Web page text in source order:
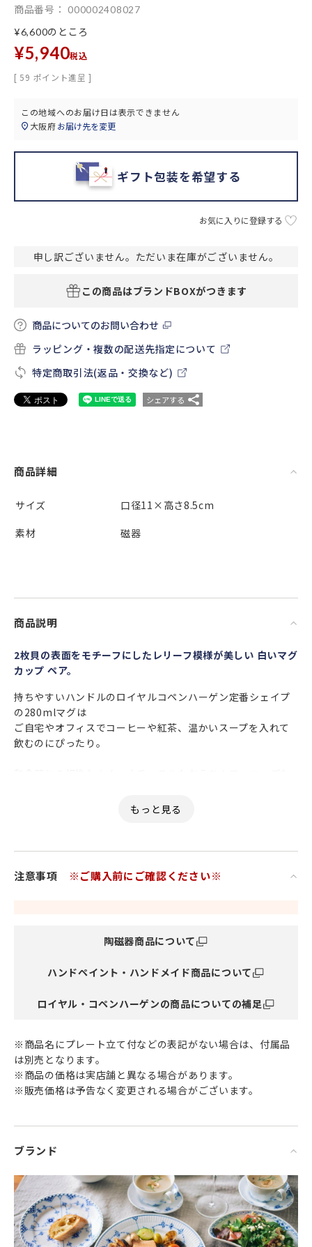
商品番号
000002408027
¥6,600のところ
¥5,940税込
[ 59 ポイント進呈 ]
この地域へのお届け日は表示できません
大阪府お届け先を変更
ギフト包装を希望する
お気に入りに登録する
申し訳ございません。ただいま在庫がございません。
この商品はブランドBOXがつきます
商品についてのお問い合わせ
ラッピング・複数の配送先指定について
特定商取引法(返品・交換など)
シェアする
商品詳細
サイズ
口径11×高さ8.5cm
素材
磁器
商品説明
2枚貝の表面をモチーフにしたレリーフ模様が美しい 白いマグ
カップ ペア。
持ちやすいハンドルのロイヤルコペンハーゲン定番シェイプ
の280mlマグは
ご自宅やオフィスでコーヒーや紅茶、温かいスープを入れて
飲むのにぴったり。
様々な雰囲気を楽しめます。
とりあえず白い食器を使えば間違いなしです。
女性・男性にかかわらず、日頃お世話になっている方、大切
頑張った自分へのご褒美としても最適です。
「ホワイトフルーテッド プレインシリーズ 」
シリーズ「ホワイトフルーテッド プレイン」。二枚貝のよう
なレリーフ（浮き彫り）は、ブルーフルーテッドなど他のシ
リーズとの相性も大変良いので、ロイヤルコペンハーゲンで
テーブルコーディネートする時など幅広いシーンに活躍する
アイテムです。
注意事項 ※ご購入前にご確認ください※
陶磁器商品について
ハンドペイント・ハンドメイド商品について
ロイヤル・コペンハーゲンの商品についての補足
※商品名にプレート立て付などの表記がない場合は、付属品
は別売となります。
※商品の価格は実店舗と異なる場合があります。
※販売価格は予告なく変更される場合がございます。
ブランド